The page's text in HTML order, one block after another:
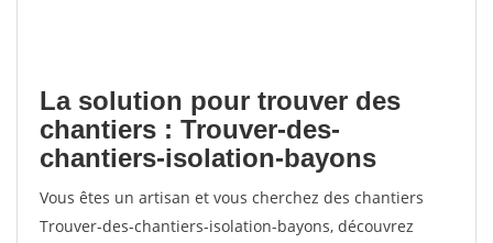
La solution pour trouver des
chantiers : Trouver-des-
chantiers-isolation-bayons
Vous êtes un artisan et vous cherchez des chantiers
Trouver-des-chantiers-isolation-bayons, découvrez